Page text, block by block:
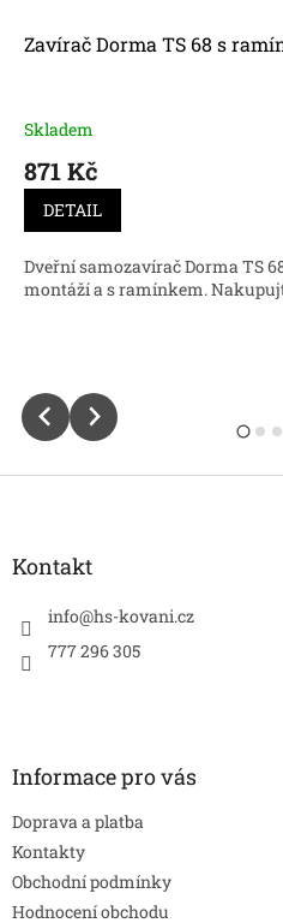
Zavírač Dorma TS 68 s
Skladem
871 Kč
DETAIL
Dveřní samozavírač Dorma TS
montáží a s ramínkem.
Z
Kontakt
info@hs-kovani.cz
777 296 305
Informace pro vás
Doprava a platba
Kontakty
Obchodní podmínky
Hodnocení obchodu